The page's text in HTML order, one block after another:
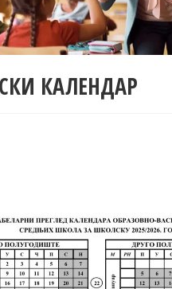
КАЛЕНДАР